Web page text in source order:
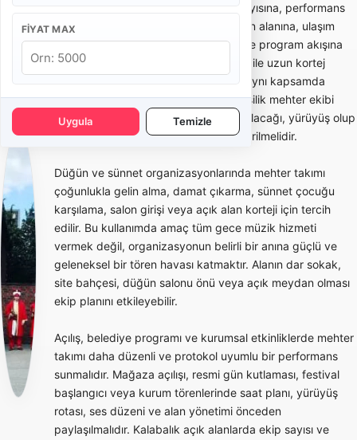
FIYAT MAX
Uygula Temizle
Mehter takımı fiyatları; ekipteki kişi sayısına, performans
süresine, şehir ve ilçe konumuna, tören alanına, ulaşım
ihtiyacına, kostüm/ekip standardına ve program akışına
göre değişir. Kısa bir açılış karşılaması ile uzun kortej
yürüyüşü veya resmi tören programı aynı kapsamda
değerlendirilmez. Teklif alırken kaç kişilik mehter ekibi
geleceği, kaç dakika performans yapılacağı, yürüyüş olup
olmayacağı ve bekleme süresi netleştirilmelidir.
Düğün ve sünnet organizasyonlarında mehter takımı
çoğunlukla gelin alma, damat çıkarma, sünnet çocuğu
karşılama, salon girişi veya açık alan korteji için tercih
edilir. Bu kullanımda amaç tüm gece müzik hizmeti
vermek değil, organizasyonun belirli bir anına güçlü ve
geleneksel bir tören havası katmaktır. Alanın dar sokak,
site bahçesi, düğün salonu önü veya açık meydan olması
ekip planını etkileyebilir.
Açılış, belediye programı ve kurumsal etkinliklerde mehter
takımı daha düzenli ve protokol uyumlu bir performans
sunmalıdır. Mağaza açılışı, resmi gün kutlaması, festival
başlangıcı veya kurum törenlerinde saat planı, yürüyüş
rotası, ses düzeni ve alan yönetimi önceden
paylaşılmalıdır. Kalabalık açık alanlarda ekip sayısı ve